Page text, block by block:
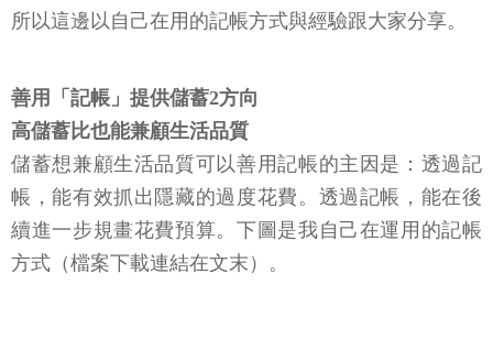
所以這邊以自己在用的記帳方式與經驗跟大家分享。
善用「記帳」提供儲蓄2方向
高儲蓄比也能兼顧生活品質
儲蓄想兼顧生活品質可以善用記帳的主因是：透過記
帳，能有效抓出隱藏的過度花費。透過記帳，能在後
續進一步規畫花費預算。下圖是我自己在運用的記帳
方式（檔案下載連結在文末）。